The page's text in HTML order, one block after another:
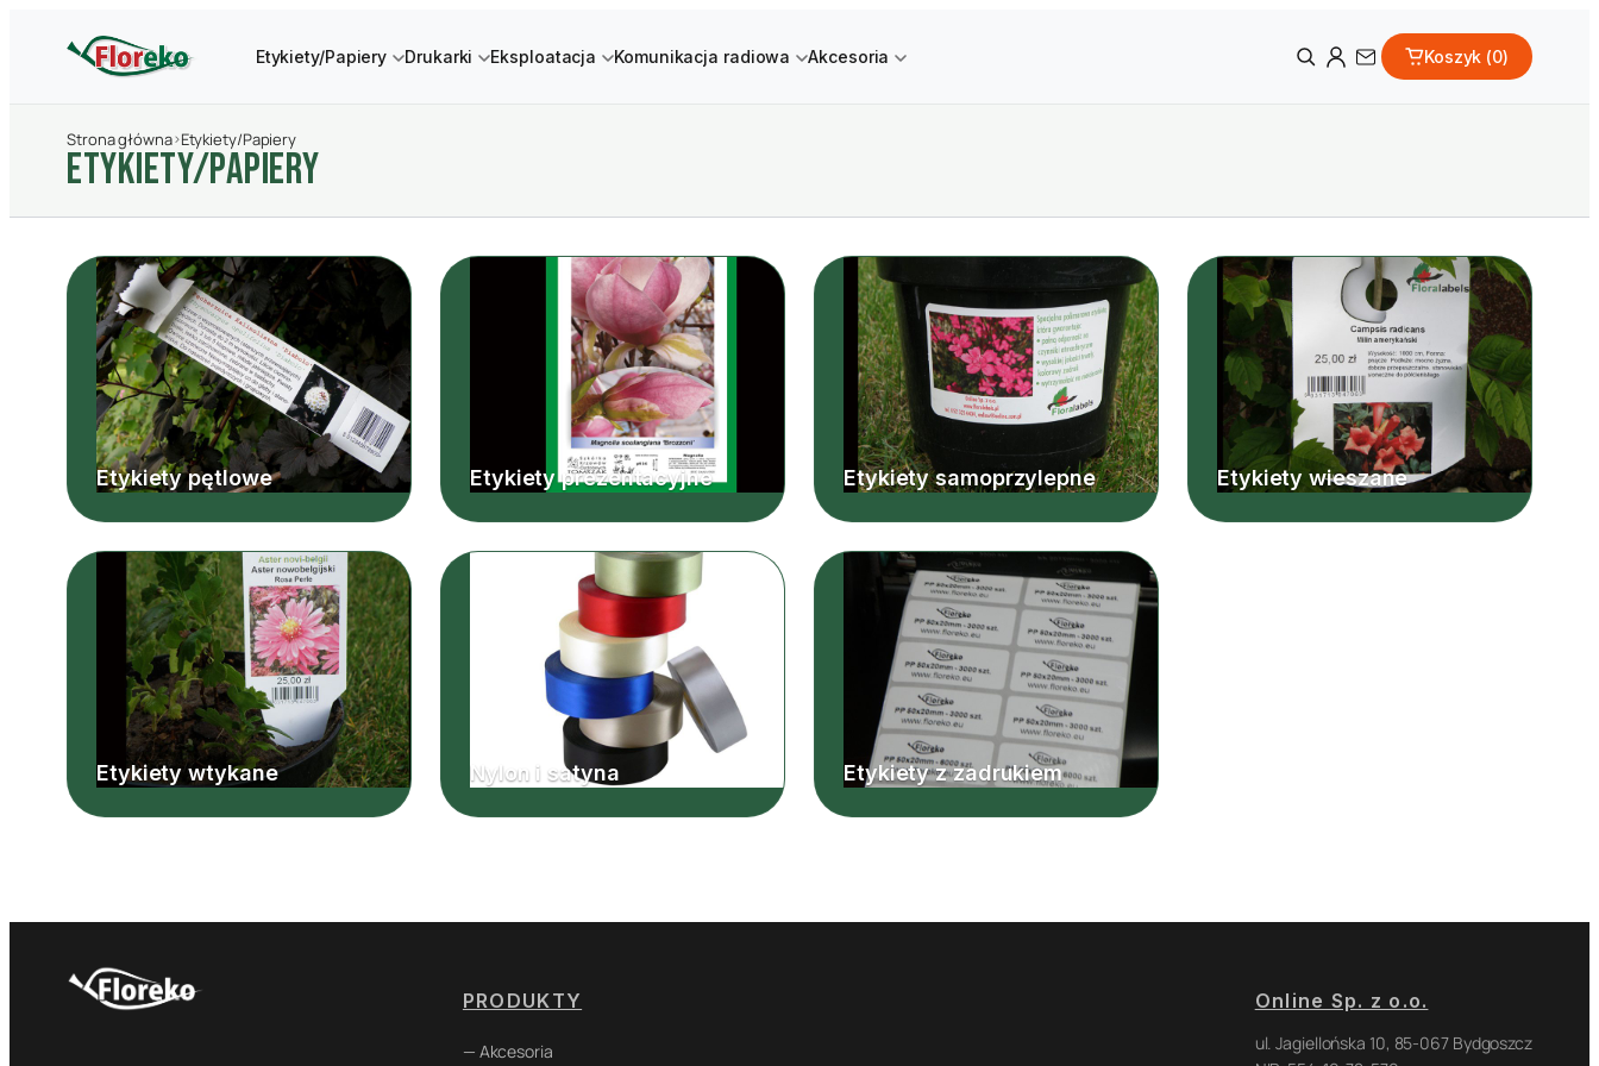
Etykiety/Papiery Drukarki Eksploatacja Komunikacja radiowa Akcesoria Koszyk (0)
Strona główna›Etykiety/Papiery
Etykiety/Papiery
Etykiety pętlowe Etykiety prezentacyjne Etykiety samoprzylepne Etykiety wieszane
Etykiety wtykane Nylon i satyna Etykiety z zadrukiem
PRODUKTY
— Akcesoria
Online Sp. z o.o.
ul. Jagiellońska 10, 85-067 Bydgoszcz